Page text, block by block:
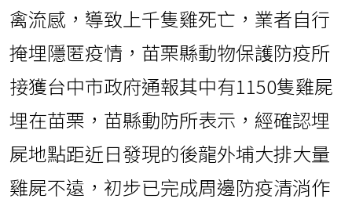
禽流感，導致上千隻雞死亡，業者自行
掩埋隱匿疫情，苗栗縣動物保護防疫所
接獲台中市政府通報其中有1150隻雞屍
埋在苗栗，苗縣動防所表示，經確認埋
屍地點距近日發現的後龍外埔大排大量
雞屍不遠，初步已完成周邊防疫清消作